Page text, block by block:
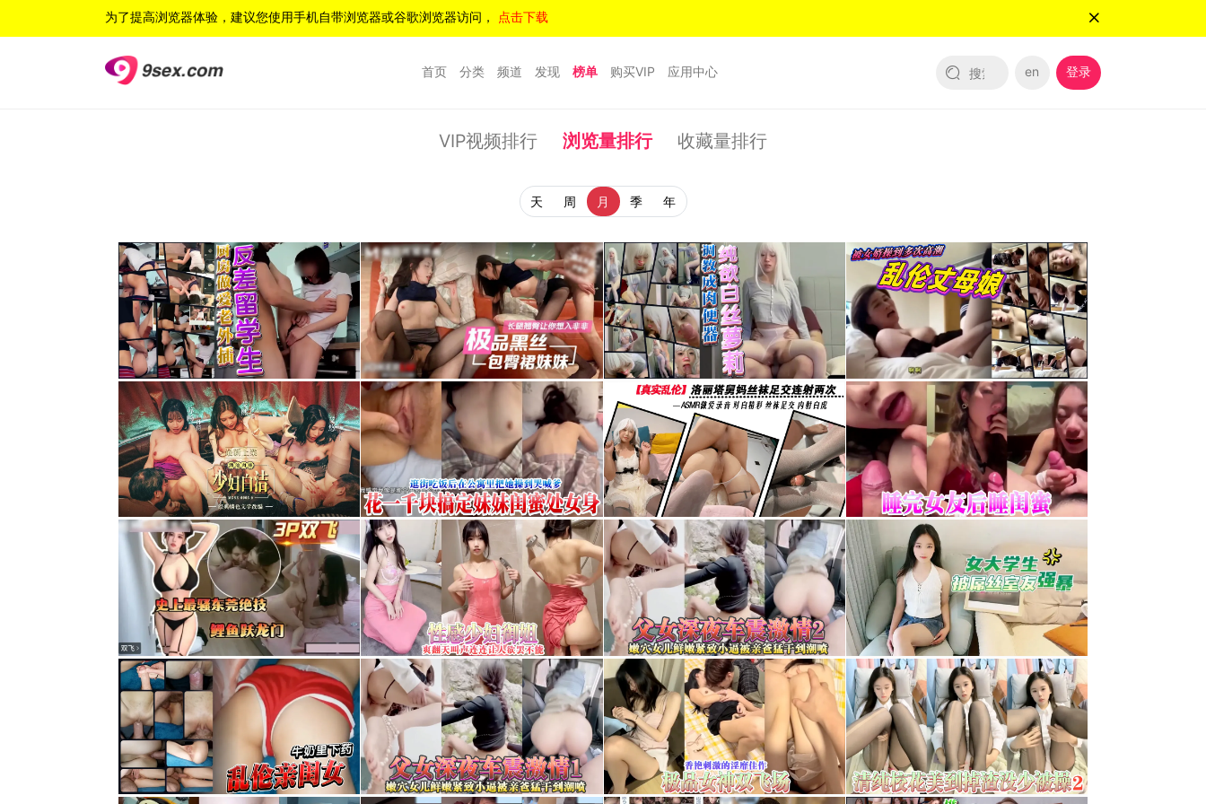
为了提高浏览器体验，建议您使用手机自带浏览器或谷歌浏览器访问， 点击下载
首页 分类 频道 发现 榜单 购买VIP 应用中心 en 登录
VIP视频排行 浏览量排行 收藏量排行
天 周 月 季 年